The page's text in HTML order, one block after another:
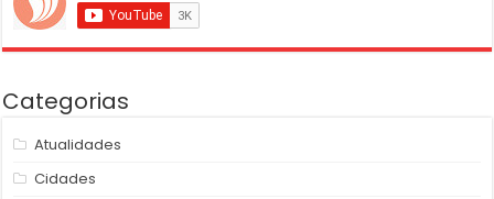
Categorias
Atualidades
Cidades